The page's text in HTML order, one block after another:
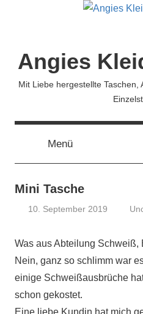
Angies
Mit Liebe hergestellte
Menü
Mini Tasche
10. September 2019
Mühe
Was aus Abteilung Schweiß,
Nein, ganz so schlimm war
einige Schweißausbrüche
schon gekostet.
Eine liebe Kundin hat mich